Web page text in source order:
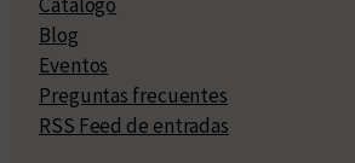
Blog
Eventos
Preguntas frecuentes
RSS Feed de entradas